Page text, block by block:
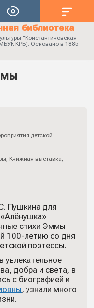
библиотека
"Константиновская
КРБ). Основано в 1885
детской
, Книжная выставка,
Пушкина для
стихи Эммы
100-летию со дня
поэтессы.
увлекательное
добра и света, в
с биографией и
, узнали много